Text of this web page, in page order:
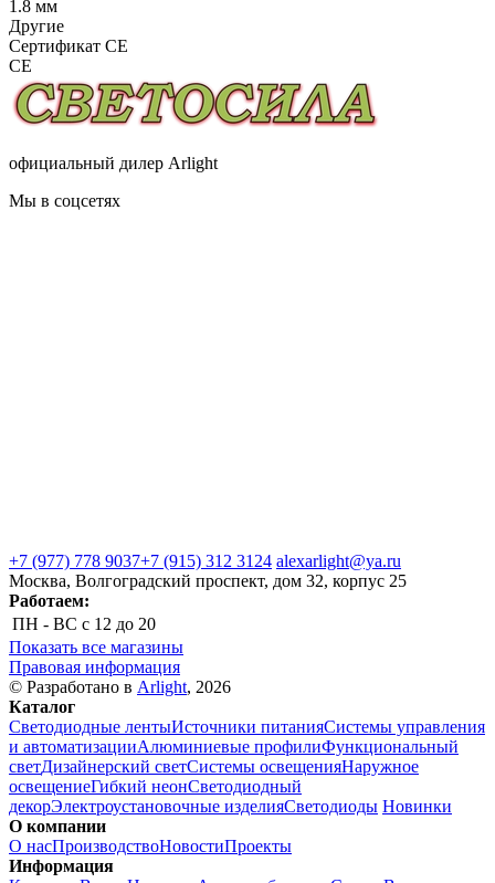
1.8 мм
Другие
Сертификат CE
CE
официальный дилер Arlight
Мы в соцсетях
+7 (977) 778 9037+7 (915) 312 3124 alexarlight@ya.ru
Москва, Волгоградский проспект, дом 32, корпус 25
Работаем:
ПН - ВС с 12 до 20
Показать все магазины
Правовая информация
© Разработано в Arlight, 2026
Каталог
Светодиодные лентыИсточники питанияСистемы управления
и автоматизацииАлюминиевые профилиФункциональный
светДизайнерский светСистемы освещенияНаружное
освещениеГибкий неонСветодиодный
декорЭлектроустановочные изделияСветодиоды Новинки
О компании
О насПроизводствоНовостиПроекты
Информация